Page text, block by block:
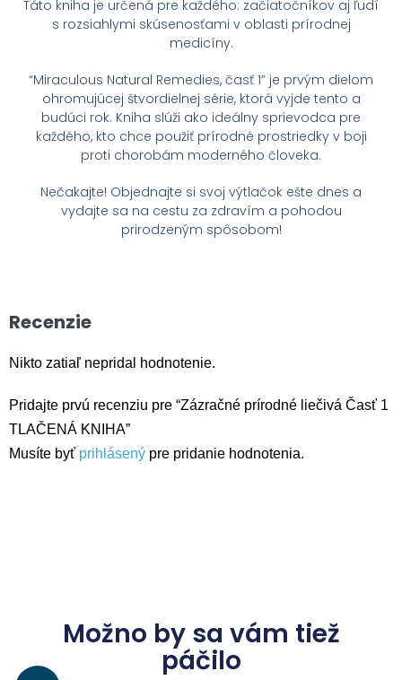
Táto kniha je určená pre každého: začiatočníkov aj ľudí
s rozsiahlymi skúsenosťami v oblasti prírodnej
medicíny.
“Miraculous Natural Remedies, časť 1” je prvým dielom
ohromujúcej štvordielnej série, ktorá vyjde tento a
budúci rok. Kniha slúži ako ideálny sprievodca pre
každého, kto chce použiť prírodné prostriedky v boji
proti chorobám moderného človeka.
Nečakajte! Objednajte si svoj výtlačok ešte dnes a
vydajte sa na cestu za zdravím a pohodou
prirodzeným spôsobom!
Recenzie
Nikto zatiaľ nepridal hodnotenie.
Pridajte prvú recenziu pre “Zázračné prírodné liečivá Časť 1
TLAČENÁ KNIHA”
Musíte byť prihlásený pre pridanie hodnotenia.
Možno by sa vám tiež
páčilo